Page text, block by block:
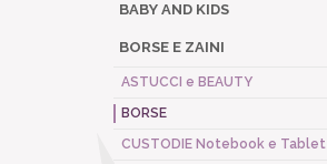
BABY AND KIDS
BORSE E ZAINI
ASTUCCI e BEAUTY
BORSE
CUSTODIE Notebook e Tablet